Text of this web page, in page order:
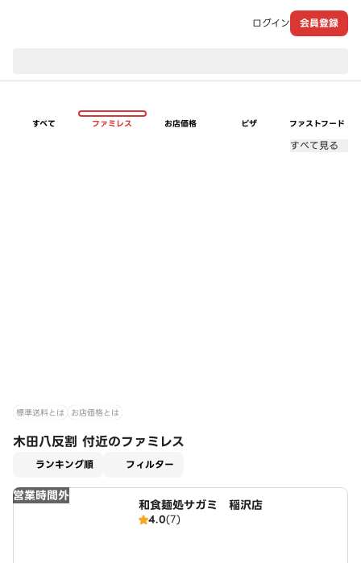
ログイン 会員登録
すべて ファミレス お店価格 ピザ ファストフード
すべて見る
標準送料とは お店価格とは
木田八反割 付近のファミレス
ランキング順 フィルター
営業時間外
和食麺処サガミ 稲沢店
4.0(7)